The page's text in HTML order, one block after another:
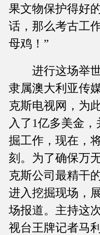
果文物保护得好
话，那么考古工
母鸡！”
进行这场举世
隶属澳大利亚传
克斯电视网，为
入了1亿多美金
掘工作，现在，
刻。为了确保万
克斯公司最精干
进入挖掘现场，
场报道。主持这
视台王牌记者马